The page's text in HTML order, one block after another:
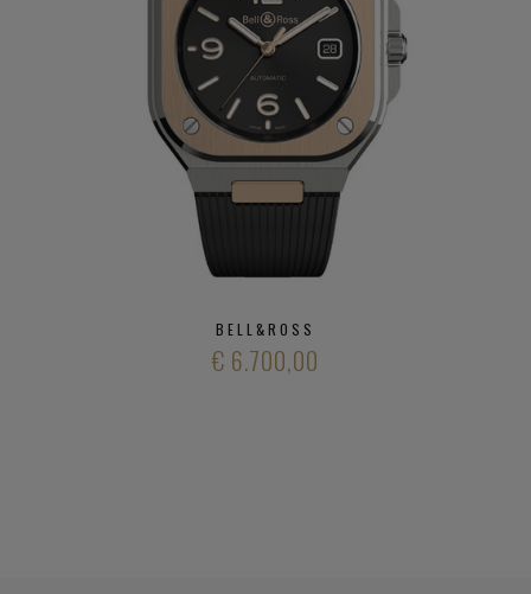
BELL&ROSS
€ 6.700,00